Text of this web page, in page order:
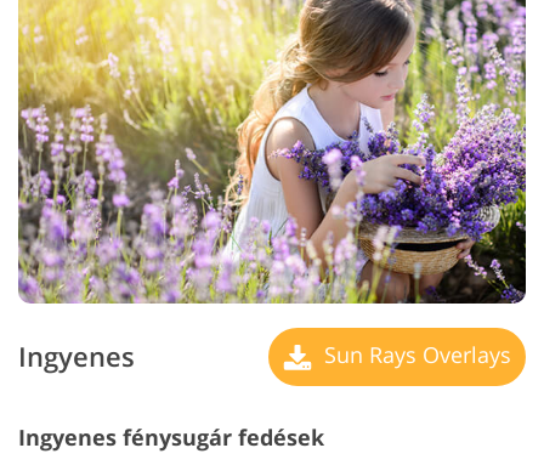
Ingyenes Sun Rays Overlays
Ingyenes fénysugár fedések